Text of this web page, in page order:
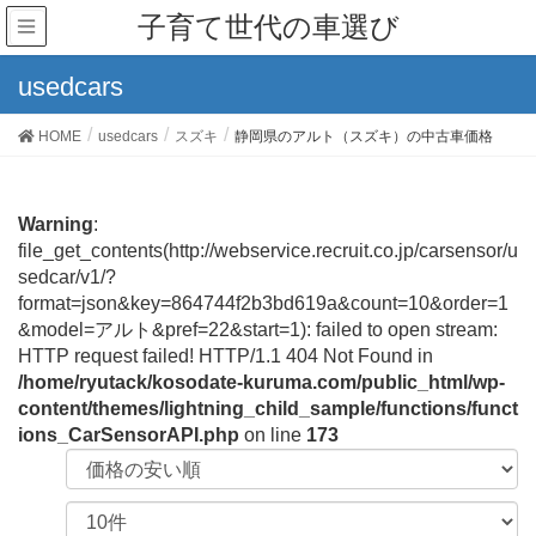
子育て世代の車選び
usedcars
HOME usedcars スズキ 静岡県のアルト（スズキ）の中古車価格
Warning:
file_get_contents(http://webservice.recruit.co.jp/carsensor/u
sedcar/v1/?
format=json&key=864744f2b3bd619a&count=10&order=1
&model=アルト&pref=22&start=1): failed to open stream:
HTTP request failed! HTTP/1.1 404 Not Found in
/home/ryutack/kosodate-kuruma.com/public_html/wp-
content/themes/lightning_child_sample/functions/funct
ions_CarSensorAPI.php on line 173